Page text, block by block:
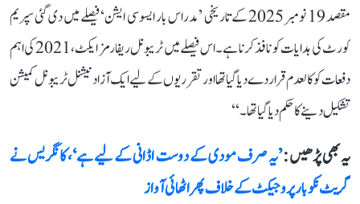
مقصد 19 نومبر 2025 کے تاریخی ’مدراس بار ایسوسی ایشن‘ فیصلے میں دی گئی سپریم
کورٹ کی ہدایات کو نافذ کرنا ہے۔ اس فیصلے میں ٹریبونل ریفارمز ایکٹ، 2021 کی اہم
دفعات کو کالعدم قرار دے دیا گیا تھا اور تقرریوں کے لیے ایک آزاد نیشنل ٹریبونل کمیشن
تشکیل دینے کا حکم دیا گیا تھا۔‘‘
یہ بھی پڑھیں :’یہ صرف مودی کے دوست اڈانی کے لیے ہے‘، کانگریس نے
گریٹ نکوبار پروجیکٹ کے خلاف پھر اٹھائی آواز